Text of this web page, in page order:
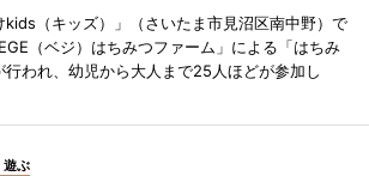
kids（キッズ）」（さいたま市見沼区南中野）で
（ベジ）はちみつファーム」による「はちみ
われ、幼児から大人まで25人ほどが参加し
遊ぶ